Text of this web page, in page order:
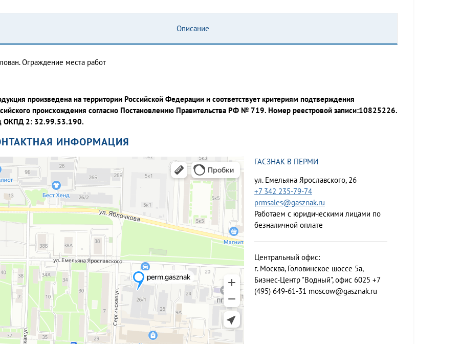
Описание
Ограждение места работ
произведена на территории Российской Федерации и соответствует критериям подтверждения
происхождения согласно Постановлению Правительства РФ № 719. Номер реестровой записи:10825226.
ОКПД 2: 32.99.53.190.
ИНФОРМАЦИЯ
ГАСЗНАК В ПЕРМИ
ул. Емельяна Ярославского, 26
+7 342 235-79-74
prmsales@gasznak.ru
Работаем с юридическими лицами по
безналичной оплате
Центральный офис:
г. Москва, Головинское шоссе 5а,
Бизнес-Центр "Водный", офис 6025 +7
(495) 649-61-31 moscow@gasznak.ru